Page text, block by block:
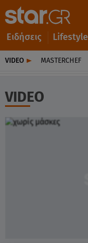
Ειδήσεις Lifestyle
VIDEO MASTERCHEF
VIDEO